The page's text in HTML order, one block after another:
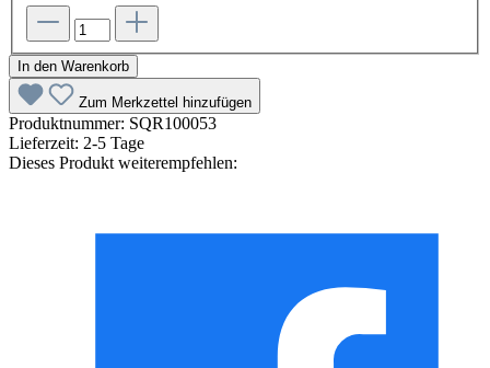
In den Warenkorb
Zum Merkzettel hinzufügen
Produktnummer: SQR100053
Lieferzeit: 2-5 Tage
Dieses Produkt weiterempfehlen: